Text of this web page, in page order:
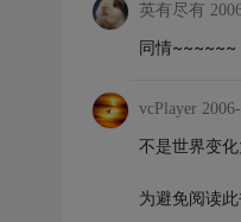
英有尽有
同情~~~~~~
vcPlayer
不是世界变化
为避免阅读